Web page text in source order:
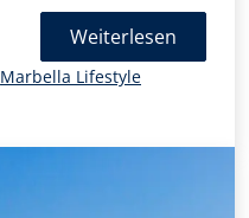
Weiterlesen
Marbella Lifestyle